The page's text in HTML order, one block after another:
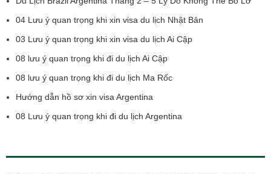
04 Lưu ý quan trọng khi xin visa du lịch Nhật Bản
03 Lưu ý quan trọng khi xin visa du lịch Ai Cập
08 lưu ý quan trọng khi đi du lịch Ai Cập
08 lưu ý quan trọng khi đi du lịch Ma Rốc
Hướng dẫn hồ sơ xin visa Argentina
08 Lưu ý quan trọng khi đi du lịch Argentina